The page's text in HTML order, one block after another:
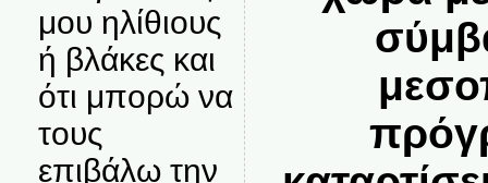
μου ηλίθιους
ή βλάκες και
ότι μπορώ να
τους
επιβάλω την